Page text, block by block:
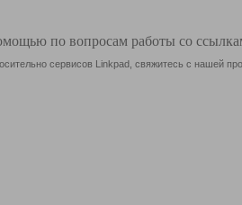
по вопросам работы со
сервисов Linkpad, свяжитесь с нашей